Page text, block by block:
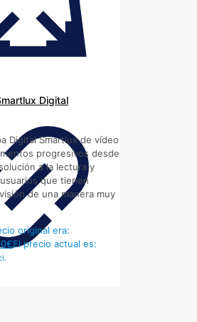
Digital
Digital Smartlux de vídeo
progresivos desde
a la lectura y
que tienen
de una manera muy
original era:
€El precio actual es: